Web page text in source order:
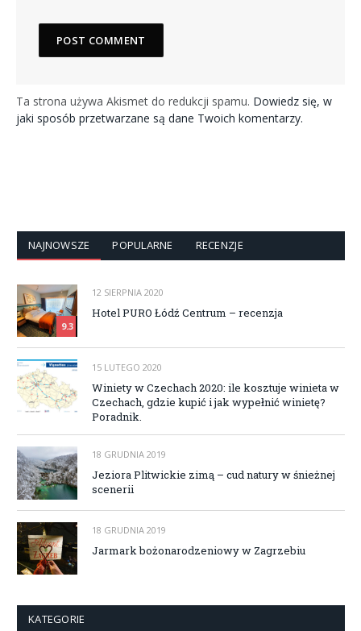
Ta strona używa Akismet do redukcji spamu. Dowiedz się, w
jaki sposób przetwarzane są dane Twoich komentarzy.
NAJNOWSZE POPULARNE RECENZJE
9.3
12 SIERPNIA 2020
Hotel PURO Łódź Centrum – recenzja
15 LUTEGO 2020
Winiety w Czechach 2020: ile kosztuje winieta w
Czechach, gdzie kupić i jak wypełnić winietę?
Poradnik.
18 GRUDNIA 2019
Jeziora Plitwickie zimą – cud natury w śnieżnej
scenerii
18 GRUDNIA 2019
Jarmark bożonarodzeniowy w Zagrzebiu
KATEGORIE